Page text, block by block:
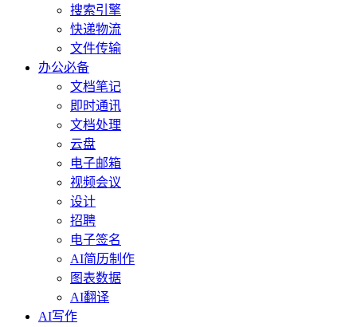
搜索引擎
快递物流
文件传输
办公必备
文档笔记
即时通讯
文档处理
云盘
电子邮箱
视频会议
设计
招聘
电子签名
AI简历制作
图表数据
AI翻译
AI写作